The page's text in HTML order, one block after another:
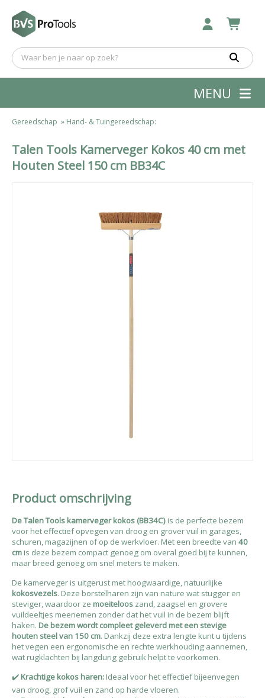
MENU
Gereedschap » Hand- & Tuingereedschap:
Talen Tools Kamerveger Kokos 40 cm met
Houten Steel 150 cm BB34C
Product omschrijving
De Talen Tools kamerveger kokos (BB34C)is de perfecte bezem
voor het effectief opvegen van droog en grover vuil in garages,
schuren, magazijnen of op de werkvloer. Met een breedte van 40
cmis deze bezem compact genoeg om overal goed bij te kunnen,
maar breed genoeg om snel meters te maken.
De kamerveger is uitgerust met hoogwaardige, natuurlijke
kokosvezels. Deze borstelharen zijn van nature wat stugger en
steviger, waardoor ze moeiteloos zand, zaagsel en grovere
vuildeeltjes meenemen zonder dat het vuil in de bezem blijft
haken. De bezem wordt compleet geleverd met een stevige
houten steel van 150 cm. Dankzij deze extra lengte kunt u tijdens
het vegen een ergonomische en rechte werkhouding aannemen,
wat rugklachten bij langdurig gebruik helpt te voorkomen.
✔️Krachtige kokos haren:Ideaal voor het effectief bijeenvegen
van droog, grof vuil en zand op harde vloeren.